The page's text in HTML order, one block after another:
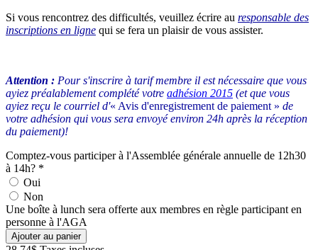
Si vous rencontrez des difficultés, veuillez écrire au responsable des
inscriptions en ligne qui se fera un plaisir de vous assister.
Attention : Pour s'inscrire à tarif membre il est nécessaire que vous
ayiez préalablement complété votre adhésion 2015 (et que vous
ayiez reçu le courriel d'« Avis d'enregistrement de paiement » de
votre adhésion qui vous sera envoyé environ 24h après la réception
du paiement)!
Comptez-vous participer à l'Assemblée générale annuelle de 12h30
à 14h? *
Oui
Non
Une boîte à lunch sera offerte aux membres en règle participant en
personne à l'AGA